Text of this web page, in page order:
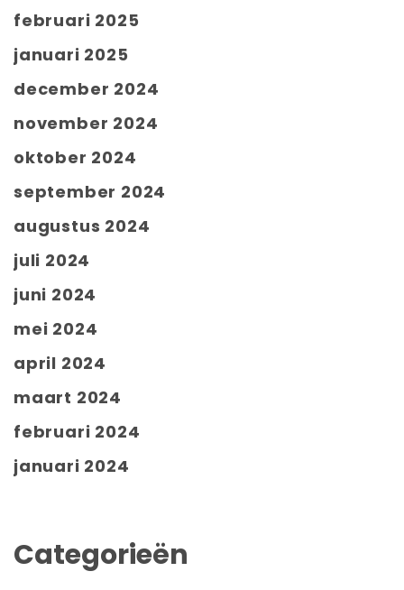
februari 2025
januari 2025
december 2024
november 2024
oktober 2024
september 2024
augustus 2024
juli 2024
juni 2024
mei 2024
april 2024
maart 2024
februari 2024
januari 2024
Categorieën